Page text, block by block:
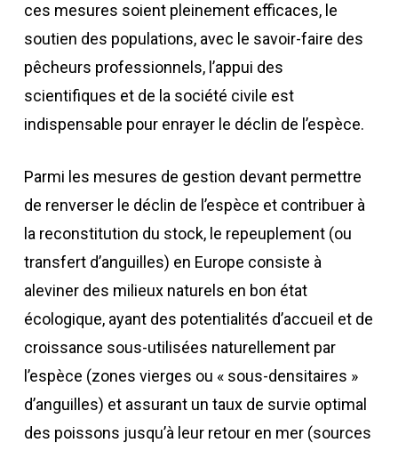
ces mesures soient pleinement efficaces, le
soutien des populations, avec le savoir-faire des
pêcheurs professionnels, l’appui des
scientifiques et de la société civile est
indispensable pour enrayer le déclin de l’espèce.
Parmi les mesures de gestion devant permettre
de renverser le déclin de l’espèce et contribuer à
la reconstitution du stock, le repeuplement (ou
transfert d’anguilles) en Europe consiste à
aleviner des milieux naturels en bon état
écologique, ayant des potentialités d’accueil et de
croissance sous-utilisées naturellement par
l’espèce (zones vierges ou « sous-densitaires »
d’anguilles) et assurant un taux de survie optimal
des poissons jusqu’à leur retour en mer (sources